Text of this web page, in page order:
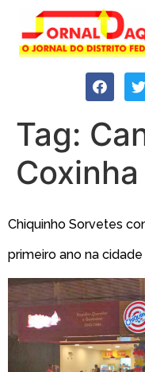
Tag:
Coxinha
Chiquinho Sorvetes
primeiro ano na cidade